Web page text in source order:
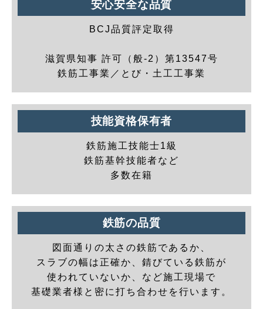
安心安全な品質
BCJ品質評定取得
滋賀県知事 許可（般-2）第13547号
鉄筋工事業／とび・土工工事業
技能資格保有者
鉄筋施工技能士1級
鉄筋基幹技能者など
多数在籍
鉄筋の品質
図面通りの太さの鉄筋であるか、
スラブの幅は正確か、錆びている鉄筋が
使われていないか、など施工現場で
基礎業者様と密に打ち合わせを行います。